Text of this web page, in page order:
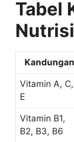
Tabel
Kandungan
Vitamin A, C,
E
Vitamin B1,
B2, B3, B6